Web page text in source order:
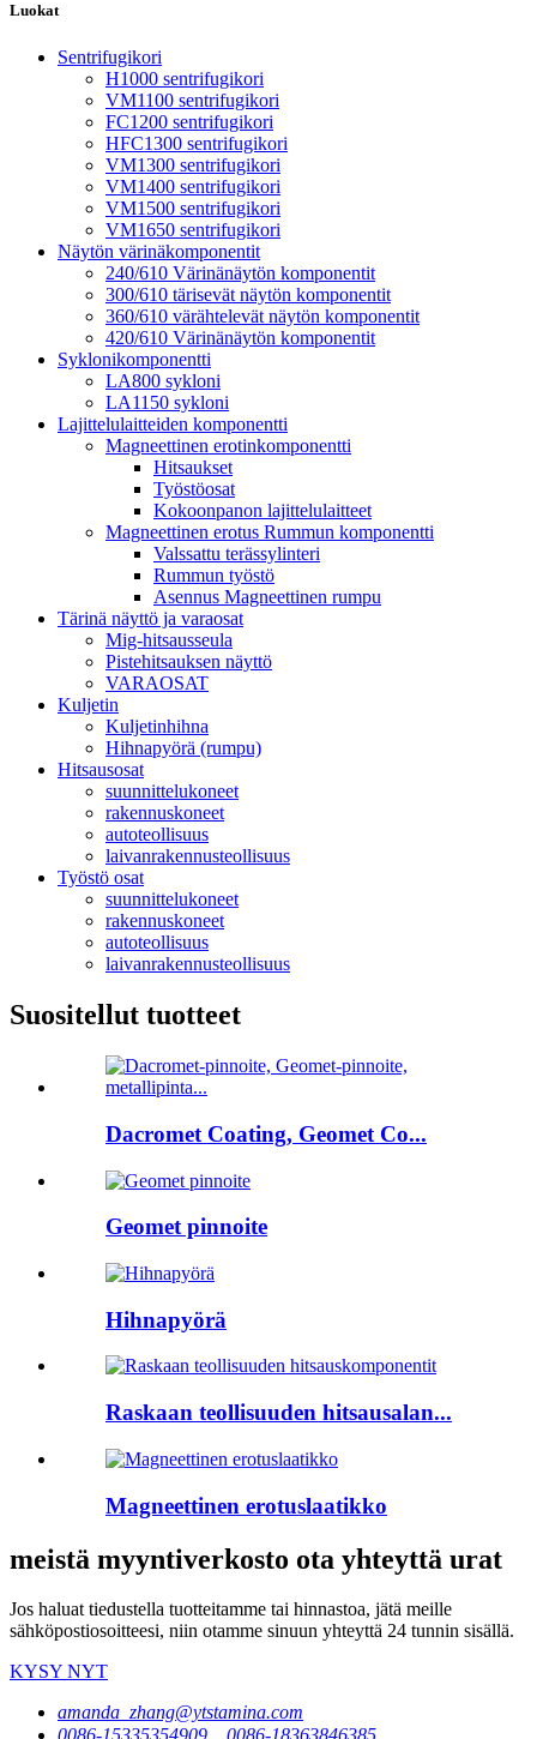
Luokat
Sentrifugikori
H1000 sentrifugikori
VM1100 sentrifugikori
FC1200 sentrifugikori
HFC1300 sentrifugikori
VM1300 sentrifugikori
VM1400 sentrifugikori
VM1500 sentrifugikori
VM1650 sentrifugikori
Näytön värinäkomponentit
240/610 Värinänäytön komponentit
300/610 tärisevät näytön komponentit
360/610 värähtelevät näytön komponentit
420/610 Värinänäytön komponentit
Syklonikomponentti
LA800 sykloni
LA1150 sykloni
Lajittelulaitteiden komponentti
Magneettinen erotinkomponentti
Hitsaukset
Työstöosat
Kokoonpanon lajittelulaitteet
Magneettinen erotus Rummun komponentti
Valssattu terässylinteri
Rummun työstö
Asennus Magneettinen rumpu
Tärinä näyttö ja varaosat
Mig-hitsausseula
Pistehitsauksen näyttö
VARAOSAT
Kuljetin
Kuljetinhihna
Hihnapyörä (rumpu)
Hitsausosat
suunnittelukoneet
rakennuskoneet
autoteollisuus
laivanrakennusteollisuus
Työstö osat
suunnittelukoneet
rakennuskoneet
autoteollisuus
laivanrakennusteollisuus
Suositellut tuotteet
Dacromet Coating, Geomet Co...
Geomet pinnoite
Hihnapyörä
Raskaan teollisuuden hitsausalan...
Magneettinen erotuslaatikko
meistä myyntiverkosto ota yhteyttä urat
Jos haluat tiedustella tuotteitamme tai hinnastoa, jätä meille
sähköpostiosoitteesi, niin otamme sinuun yhteyttä 24 tunnin sisällä.
KYSY NYT
amanda_zhang@ytstamina.com